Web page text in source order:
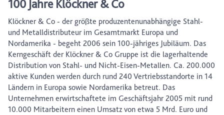
100 Jahre Klöckner & Co
Klöckner & Co - der größte produzentenunabhängige Stahl-
und Metalldistributeur im Gesamtmarkt Europa und
Nordamerika - begeht 2006 sein 100-jähriges Jubiläum. Das
Kerngeschäft der Klöckner & Co Gruppe ist die lagerhaltende
Distribution von Stahl- und Nicht-Eisen-Metallen. Ca. 200.000
aktive Kunden werden durch rund 240 Vertriebsstandorte in 14
Ländern in Europa sowie Nordamerika betreut. Das
Unternehmen erwirtschaftete im Geschäftsjahr 2005 mit rund
10.000 Mitarbeitern einen Umsatz von etwa 5 Mrd. Euro und